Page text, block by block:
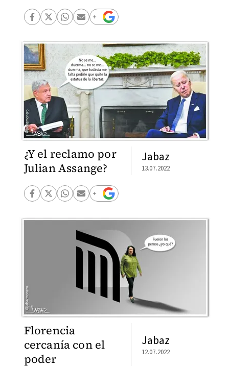
¿Y el reclamo por
Julian Assange?
Jabaz
13.07.2022
Florencia
cercanía con el
poder
Jabaz
12.07.2022